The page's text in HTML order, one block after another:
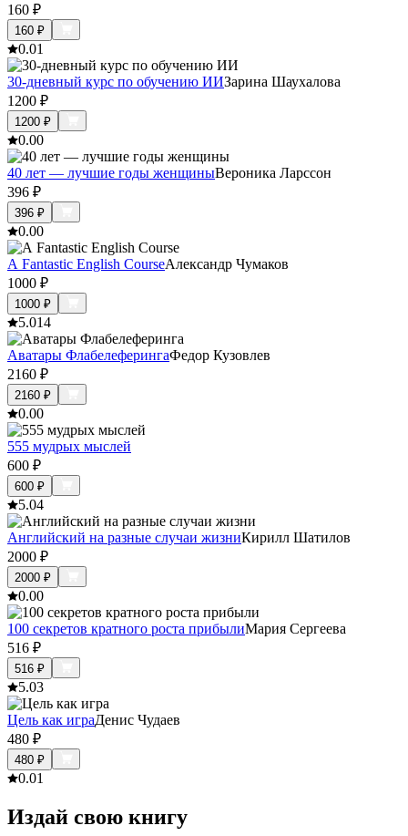
160 ₽
160 ₽
0.01
30-дневный курс по обучению ИИЗарина Шаухалова
1200 ₽
1200 ₽
0.00
40 лет — лучшие годы женщиныВероника Ларссон
396 ₽
396 ₽
0.00
A Fantastic English CourseАлександр Чумаков
1000 ₽
1000 ₽
5.014
Аватары ФлабелеферингаФедор Кузовлев
2160 ₽
2160 ₽
0.00
555 мудрых мыслей
600 ₽
600 ₽
5.04
Английский на разные случаи жизниКирилл Шатилов
2000 ₽
2000 ₽
0.00
100 секретов кратного роста прибылиМария Сергеева
516 ₽
516 ₽
5.03
Цель как играДенис Чудаев
480 ₽
480 ₽
0.01
Издай свою книгу